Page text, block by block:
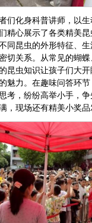
们化身科普讲师，以
精心展示了各类精美
同昆虫的外形特征、
切关系。从常见的蝴
昆虫知识让孩子们大
魅力。在趣味问答环
考，纷纷高举小手，
，现场还有精美小奖品